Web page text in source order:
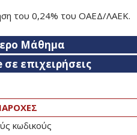
του 0,24% του ΟΑΕΔ/ΛΑΕΚ.
Μάθημα
επιχειρήσεις
κωδικούς